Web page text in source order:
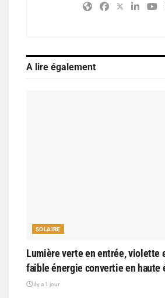
A lire également
SOLAIRE
Lumière verte en entrée, violette
faible énergie convertie en haute
il y a 1 jour